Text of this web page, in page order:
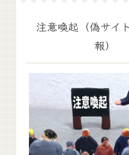
注意喚起（偽サイ
報）